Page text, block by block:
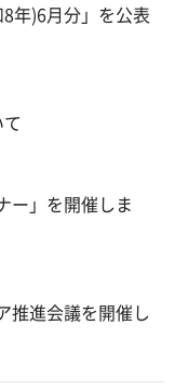
年)6月分」を公表
ー」を開催しま
推進会議を開催し